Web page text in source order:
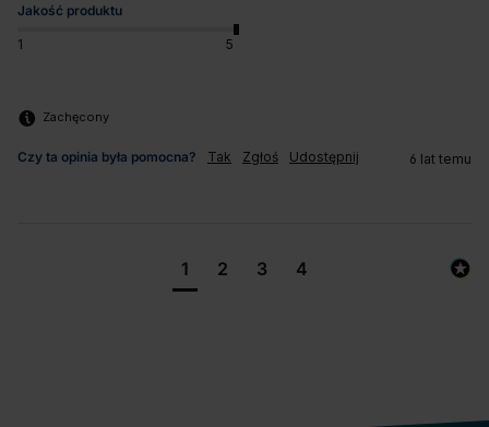
Jakość produktu
1 5
Zachęcony
Czy ta opinia była pomocna? Tak Zgłoś Udostępnij 6 lat temu
1 2 3 4